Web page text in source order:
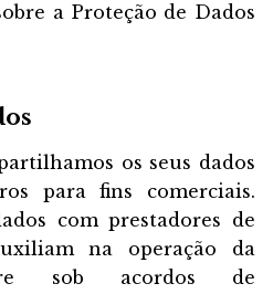
a Proteção de Dados
os seus dados
para fins comerciais.
com prestadores de
na operação da
sob acordos de